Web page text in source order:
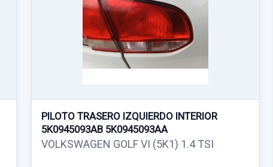
PILOTO TRASERO IZQUIERDO INTERIOR
5K0945093AB 5K0945093AA
VOLKSWAGEN GOLF VI (5K1) 1.4 TSI